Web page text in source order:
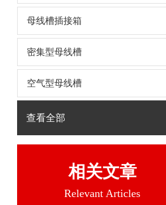
母线槽插接箱
密集型母线槽
空气型母线槽
查看全部
相关文章
Relevant Articles